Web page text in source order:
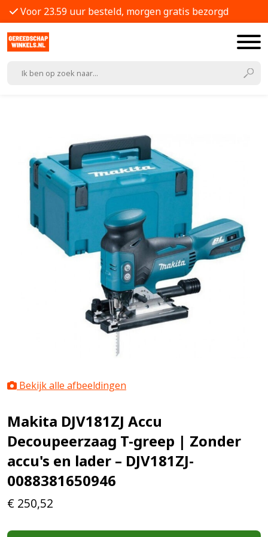
Voor 23.59 uur besteld, morgen gratis bezorgd
Bekijk alle afbeeldingen
Makita DJV181ZJ Accu
Decoupeerzaag T-greep | Zonder
accu's en lader – DJV181ZJ-
0088381650946
€ 250,52